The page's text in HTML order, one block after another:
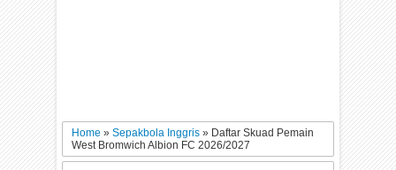
Home»Sepakbola Inggris» Daftar Skuad Pemain
West Bromwich Albion FC 2026/2027